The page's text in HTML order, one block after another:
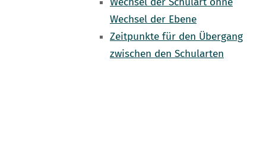
Wechsel der Ebene
Zeitpunkte für den Übergang
zwischen den Schularten